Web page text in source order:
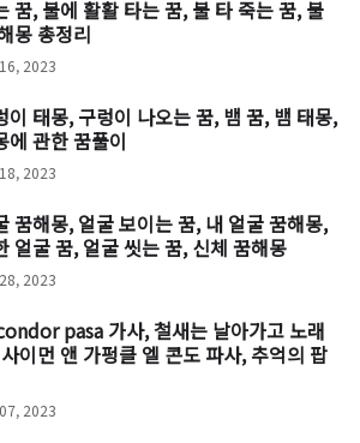
꿈, 불에 활활 타는 꿈, 불 타 죽는 꿈, 불
몽 총정리
2023
이 태몽, 구렁이 나오는 꿈, 뱀 꿈, 뱀 태몽,
에 관한 꿈풀이
2023
꿈해몽, 얼굴 보이는 꿈, 내 얼굴 꿈해몽,
얼굴 꿈, 얼굴 씻는 꿈, 신체 꿈해몽
2023
pasa 가사, 철새는 날아가고 노래
이먼 앤 가펑클 엘 콘도 파사, 추억의 팝
2023